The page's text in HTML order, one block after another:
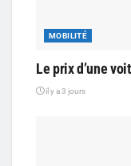
MOBILITÉ
Le prix d’une
il y a 3 jours